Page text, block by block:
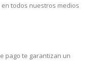
todos nuestros medios
pago te garantizan un